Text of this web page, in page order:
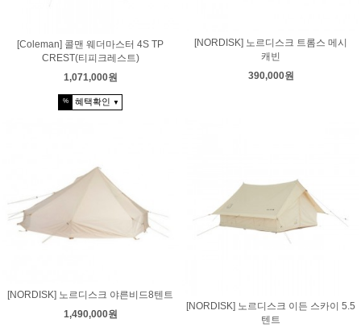
[Coleman] 콜맨 웨더마스터 4S TP
CREST(티피크레스트)
1,071,000원
% 혜택확인 ▼
[NORDISK] 노르디스크 트롬스 메시
캐빈
390,000원
[NORDISK] 노르디스크 야른비드8텐트
1,490,000원
[NORDISK] 노르디스크 이든 스카이 5.5
텐트